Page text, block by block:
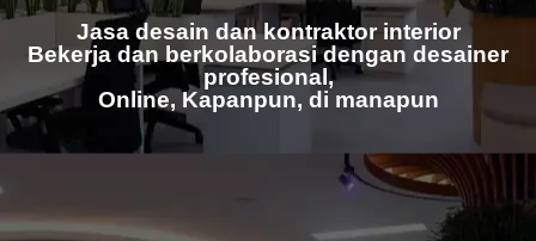
Jasa desain dan kontraktor interior
Bekerja dan berkolaborasi dengan desainer
profesional,
Online, Kapanpun, di manapun